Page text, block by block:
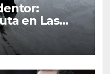
en Las
otro
1.500